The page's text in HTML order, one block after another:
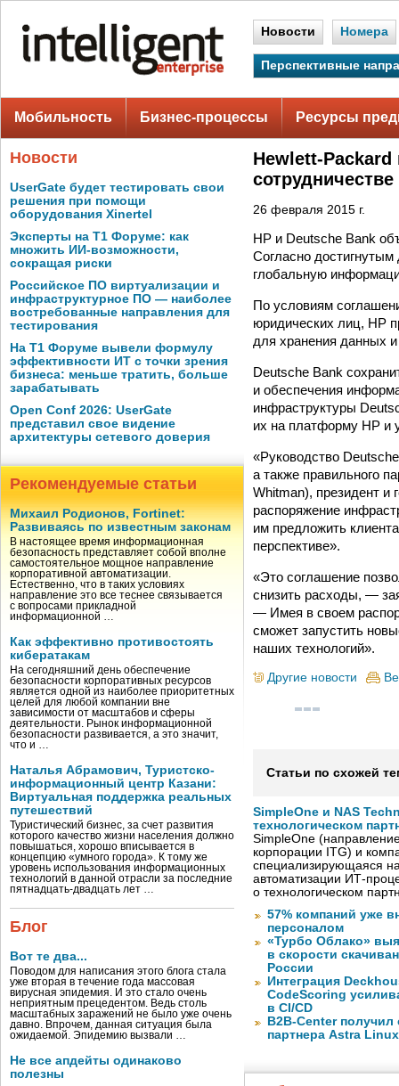
Новости Номера
Перспективные
Мобильность Бизнес-процессы Ресурсы
Новости
UserGate будет тестировать свои
решения при помощи
оборудования Xinertel
Эксперты на Т1 Форуме: как
множить ИИ-возможности,
сокращая риски
Российское ПО виртуализации и
инфраструктурное ПО — наиболее
востребованные направления для
тестирования
На Т1 Форуме вывели формулу
эффективности ИТ с точки зрения
бизнеса: меньше тратить, больше
зарабатывать
Open Conf 2026: UserGate
представил свое видение
архитектуры сетевого доверия
Рекомендуемые статьи
Михаил Родионов, Fortinet:
Развиваясь по известным законам
В настоящее время информационная
безопасность представляет собой вполне
самостоятельное мощное направление
корпоративной автоматизации.
Естественно, что в таких условиях
направление это все теснее связывается
с вопросами прикладной
информационной …
Как эффективно противостоять
кибератакам
На сегодняшний день обеспечение
безопасности корпоративных ресурсов
является одной из наиболее приоритетных
целей для любой компании вне
зависимости от масштабов и сферы
деятельности. Рынок информационной
безопасности развивается, а это значит,
что и …
Наталья Абрамович, Туристско-
информационный центр Казани:
Виртуальная поддержка реальных
путешествий
Туристический бизнес, за счет развития
которого качество жизни населения должно
повышаться, хорошо вписывается в
концепцию «умного города». К тому же
уровень использования информационных
технологий в данной отрасли за последние
пятнадцать-двадцать лет …
Блог
Вот те два...
Поводом для написания этого блога стала
уже вторая в течение года массовая
вирусная эпидемия. И это стало очень
неприятным прецедентом. Ведь столь
масштабных заражений не было уже очень
давно. Впрочем, данная ситуация была
ожидаемой. Эпидемию вызвали …
Не все апдейты одинаково
полезны
Hewlett-Packard
сотрудничестве
26 февраля 2015 г.
HP и Deutsche Bank
Согласно
глобальную
По условиям
юридических лиц, HP
для хранения данных и
Deutsche Bank
и обеспечения
инфраструктуры
их на платформу HP и
«Руководство
а также правильного
Whitman), президент и
распоряжение
им предложить
перспективе».
«Это соглашение
снизить расходы, —
— Имея в своем
сможет запустить
наших технологий».
Другие новости
Статьи по схожей
SimpleOne и NAS
технологическом
SimpleOne
корпорации ITG) и
специализирующаяся
автоматизации ИТ-
о технологическом
57% компаний уже
персоналом
«Турбо Облако»
в скорости
России
Интеграция
CodeScoring
в CI/CD
B2B-Center получил
партнера Astra Linux